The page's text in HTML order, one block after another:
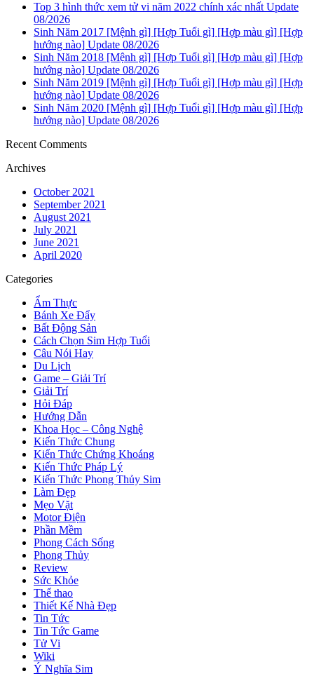
Top 3 hình thức xem tử vi năm 2022 chính xác nhất Update
08/2026
Sinh Năm 2017 [Mệnh gì] [Hợp Tuổi gì] [Hợp màu gì] [Hợp
hướng nào] Update 08/2026
Sinh Năm 2018 [Mệnh gì] [Hợp Tuổi gì] [Hợp màu gì] [Hợp
hướng nào] Update 08/2026
Sinh Năm 2019 [Mệnh gì] [Hợp Tuổi gì] [Hợp màu gì] [Hợp
hướng nào] Update 08/2026
Sinh Năm 2020 [Mệnh gì] [Hợp Tuổi gì] [Hợp màu gì] [Hợp
hướng nào] Update 08/2026
Recent Comments
Archives
October 2021
September 2021
August 2021
July 2021
June 2021
April 2020
Categories
Ẩm Thực
Bánh Xe Đẩy
Bất Động Sản
Cách Chọn Sim Hợp Tuổi
Câu Nói Hay
Du Lịch
Game – Giải Trí
Giải Trí
Hỏi Đáp
Hướng Dẫn
Khoa Học – Công Nghệ
Kiến Thức Chung
Kiến Thức Chứng Khoáng
Kiến Thức Pháp Lý
Kiến Thức Phong Thủy Sim
Làm Đẹp
Mẹo Vặt
Motor Điện
Phần Mềm
Phong Cách Sống
Phong Thủy
Review
Sức Khỏe
Thể thao
Thiết Kế Nhà Đẹp
Tin Tức
Tin Tức Game
Tử Vi
Wiki
Ý Nghĩa Sim